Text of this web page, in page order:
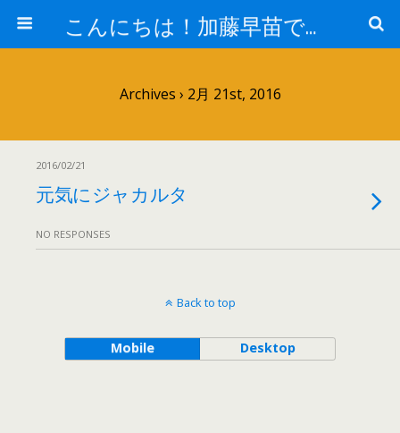
こんにちは！加藤早苗です。
Archives › 2月 21st, 2016
2016/02/21
元気にジャカルタ
NO RESPONSES
Back to top
Mobile Desktop